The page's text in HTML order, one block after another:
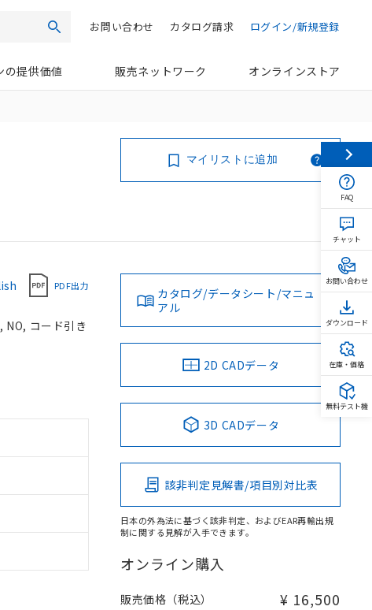
検索 ログイン/新規登録
カタログ請求
お問い合わせ
の提供価値 販売ネットワーク オンラインストア
マイリストに追加
PDF出力
コード引き
カタログ/データシート/マニュ
アル
2D CADデータ
3D CADデータ
該非判定見解書/項目別対比表
日本の外為法に基づく該非判定、およびEAR再輸出規
制に関する見解が入手できます。
オンライン購入
販売価格（税込） ¥ 16,500
FAQ
チャット
お問い合わせ
ダウンロード
在庫・価格
無料テスト機